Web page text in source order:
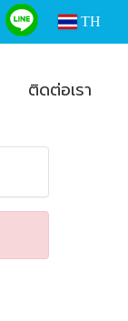
TH
ติดต่อเรา